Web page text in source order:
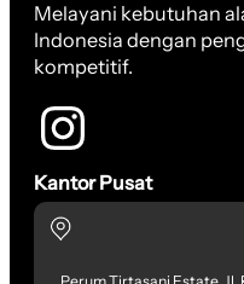
Melayani kebutuhan
Indonesia dengan
kompetitif.
Kantor Pusat